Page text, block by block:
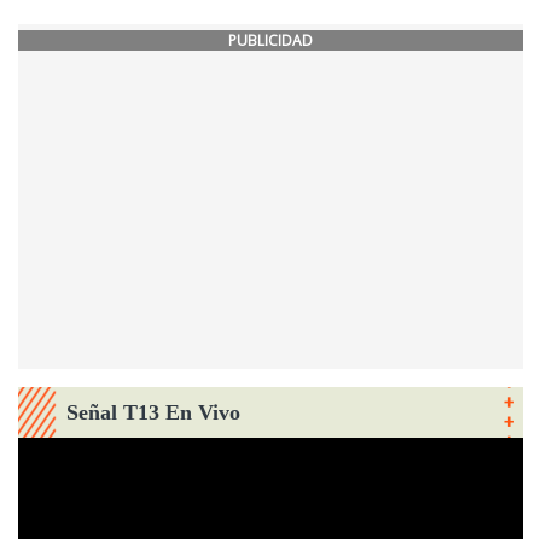
PUBLICIDAD
Señal T13 En Vivo